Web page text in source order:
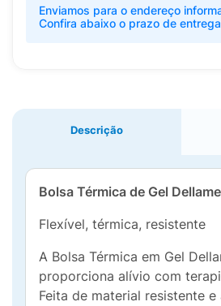
Enviamos para o endereço
Confira abaixo o prazo de
Descrição
Bolsa Térmica de Gel
Flexível, térmica, resistente
A Bolsa Térmica em Gel
proporciona alívio com
Feita de material resistente e